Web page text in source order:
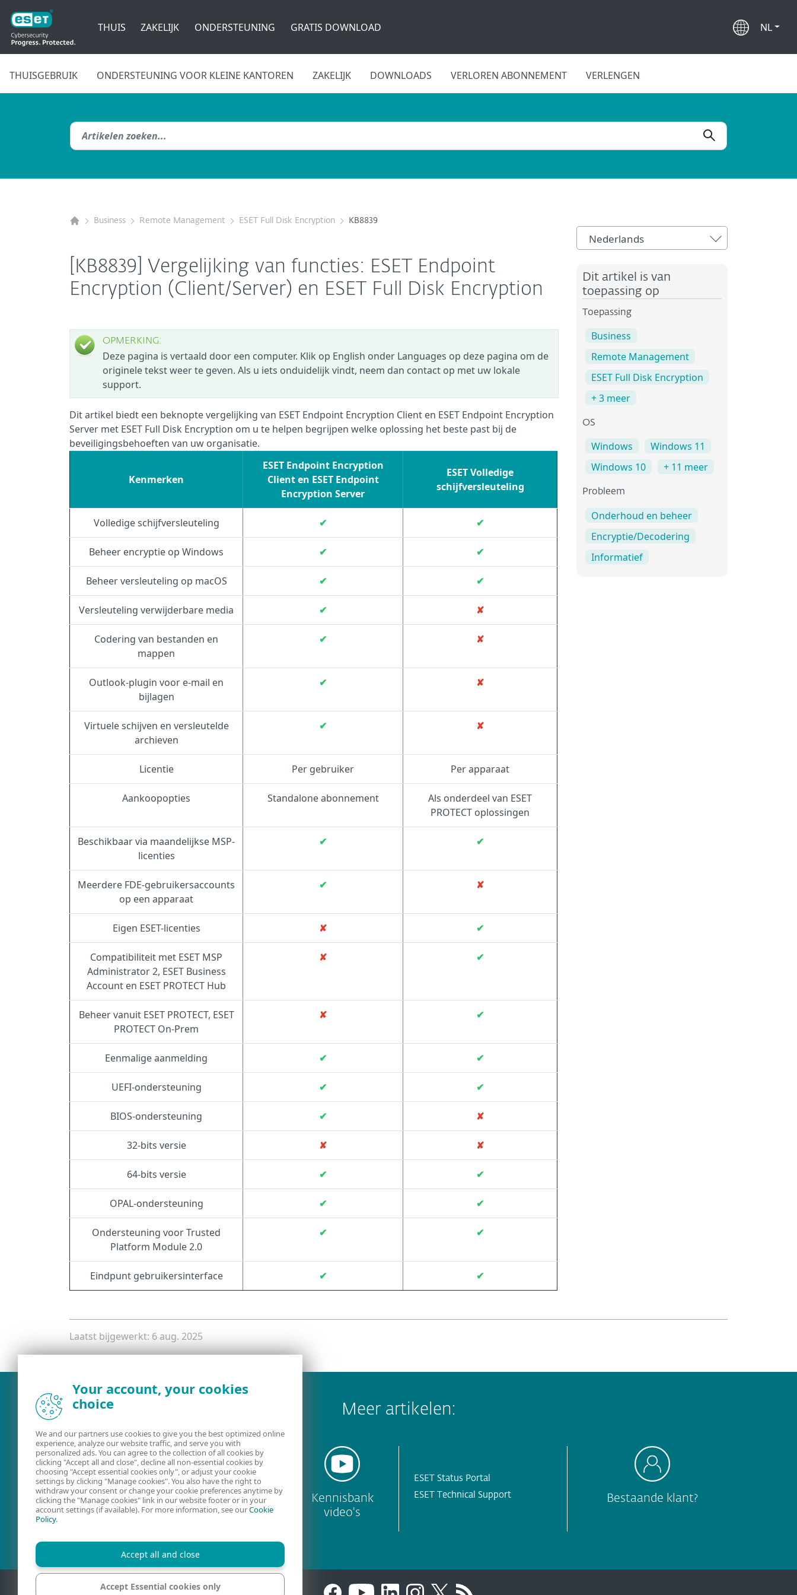
THUIS ZAKELIJK ONDERSTEUNING GRATIS DOWNLOAD NL
THUISGEBRUIK ONDERSTEUNING VOOR KLEINE KANTOREN ZAKELIJK DOWNLOADS VERLOREN ABONNEMENT VERLENGEN
Business Remote Management ESET Full Disk Encryption KB8839
[KB8839] Vergelijking van functies: ESET Endpoint
Encryption (Client/Server) en ESET Full Disk Encryption
OPMERKING:
Deze pagina is vertaald door een computer. Klik op English onder Languages op deze pagina om de
originele tekst weer te geven. Als u iets onduidelijk vindt, neem dan contact op met uw lokale
support.
Dit artikel biedt een beknopte vergelijking van ESET Endpoint Encryption Client en ESET Endpoint Encryption
Server met ESET Full Disk Encryption om u te helpen begrijpen welke oplossing het beste past bij de
beveiligingsbehoeften van uw organisatie.
Kenmerken
ESET Endpoint Encryption
Client en ESET Endpoint
Encryption Server
ESET Volledige
schijfversleuteling
Volledige schijfversleuteling ✔ ✔
Beheer encryptie op Windows ✔ ✔
Beheer versleuteling op macOS ✔ ✔
Versleuteling verwijderbare media ✔ ✘
Codering van bestanden en
mappen
✔ ✘
Outlook-plugin voor e-mail en
bijlagen
✔ ✘
Virtuele schijven en versleutelde
archieven
✔ ✘
Licentie Per gebruiker Per apparaat
Aankoopopties Standalone abonnement
Als onderdeel van ESET
PROTECT oplossingen
Beschikbaar via maandelijkse MSP-
licenties
✔ ✔
Meerdere FDE-gebruikersaccounts
op een apparaat
✔ ✘
Eigen ESET-licenties ✘ ✔
Compatibiliteit met ESET MSP
Administrator 2, ESET Business
Account en ESET PROTECT Hub
✘ ✔
Beheer vanuit ESET PROTECT, ESET
PROTECT On-Prem
✘ ✔
Eenmalige aanmelding ✔ ✔
UEFI-ondersteuning ✔ ✔
BIOS-ondersteuning ✔ ✘
32-bits versie ✘ ✘
64-bits versie ✔ ✔
OPAL-ondersteuning ✔ ✔
Ondersteuning voor Trusted
Platform Module 2.0
✔ ✔
Eindpunt gebruikersinterface ✔ ✔
Nederlands
Dit artikel is van
toepassing op
Toepassing
Business
Remote Management
ESET Full Disk Encryption
+ 3 meer
OS
Windows
Windows 11
Windows 10
+ 11 meer
Probleem
Onderhoud en beheer
Encryptie/Decodering
Informatief
Laatst bijgewerkt: 6 aug. 2025
Meer artikelen:
Documentatie
ESET Security
Forum
Kennisbank
video's
ESET Status Portal
ESET Technical Support
Bestaande klant?
Your account, your cookies
choice
We and our partners use cookies to give you the best optimized online
experience, analyze our website traffic, and serve you with
personalized ads. You can agree to the collection of all cookies by
clicking "Accept all and close", decline all non-essential cookies by
choosing "Accept essential cookies only", or adjust your cookie
settings by clicking "Manage cookies". You also have the right to
withdraw your consent or change your cookie preferences anytime by
clicking the "Manage cookies" link in our website footer or in your
account settings (if available). For more information, see ourCookie
Policy.
Accept all and close
Accept Essential cookies only